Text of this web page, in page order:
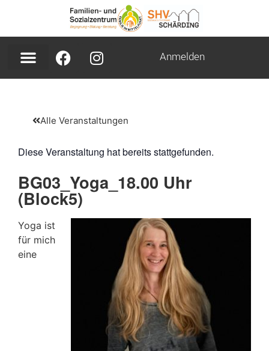
Anmelden
Alle Veranstaltungen
Diese Veranstaltung hat bereits stattgefunden.
BG03_Yoga_18.00 Uhr
(Block5)
Yoga ist
für mich
eine